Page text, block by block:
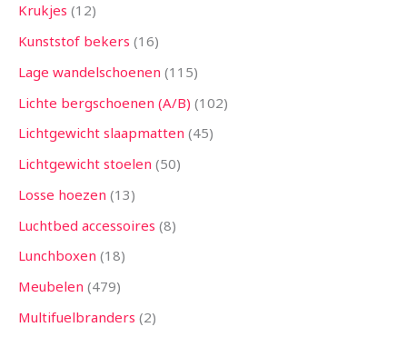
Krukjes 12
Kunststof bekers 16
Lage wandelschoenen 115
Lichte bergschoenen (A/B) 102
Lichtgewicht slaapmatten 45
Lichtgewicht stoelen 50
Losse hoezen 13
Luchtbed accessoires 8
Lunchboxen 18
Meubelen 479
Multifuelbranders 2